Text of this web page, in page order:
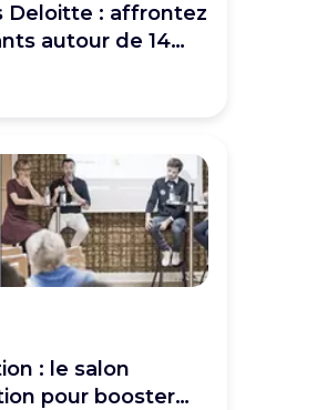
Deloitte : affrontez
autour de 14
: le salon
pour booster